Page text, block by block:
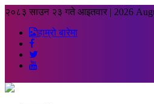
२०८३ साउन २३ गते आइतवार | 2026
हाम्रो बारेमा